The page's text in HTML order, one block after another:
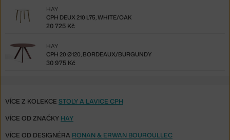
CPH DEUX 210 L75, WHITE/OAK
HAY
20 725 Kč
CPH 20 Ø120, BORDEAUX/BURGUNDY
HAY
30 975 Kč
VÍCE Z KOLEKCE STOLY A LAVICE CPH
VÍCE OD ZNAČKY HAY
VÍCE OD DESIGNÉRA RONAN & ERWAN BOUROULLEC